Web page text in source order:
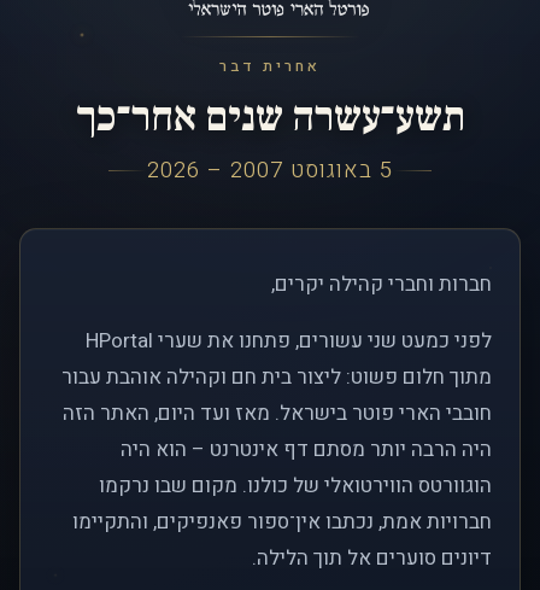
אחרית דבר
תשע־עשרה שנים אחר־כך
5 באוגוסט 2007 – 2026
חברות וחברי קהילה יקרים,
לפני כמעט שני עשורים, פתחנו את שערי HPortal
מתוך חלום פשוט: ליצור בית חם וקהילה אוהבת עבור
חובבי הארי פוטר בישראל. מאז ועד היום, האתר הזה
היה הרבה יותר מסתם דף אינטרנט – הוא היה
הוגוורטס הווירטואלי של כולנו. מקום שבו נרקמו
חברויות אמת, נכתבו אין־ספור פאנפיקים, והתקיימו
דיונים סוערים אל תוך הלילה.